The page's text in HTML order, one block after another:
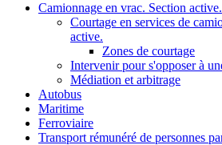
Camionnage en vrac. Section active.
Courtage en services de
active.
Zones de courtage
Intervenir pour s'opposer à
Médiation et arbitrage
Autobus
Maritime
Ferroviaire
Transport rémunéré de personnes